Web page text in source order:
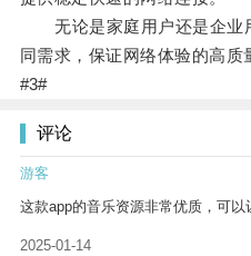
无论是家庭用户还是企业
同需求，保证网络体验的高质
#3#
评论
游客
这款app的音乐资源非常优质，可以
2025-01-14